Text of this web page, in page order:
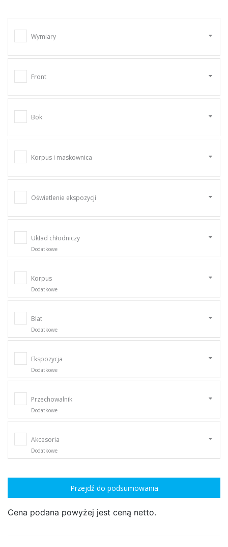
Wymiary
Front
Bok
Korpus i maskownica
Oświetlenie ekspozycji
Układ chłodniczy
Dodatkowe
Korpus
Dodatkowe
Blat
Dodatkowe
Ekspozycja
Dodatkowe
Przechowalnik
Dodatkowe
Akcesoria
Dodatkowe
Przejdź do podsumowania
Cena podana powyżej jest ceną netto.